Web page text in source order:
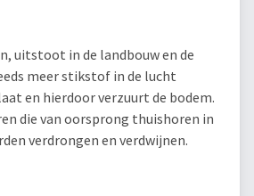
uitstoot in de landbouw en de
meer stikstof in de lucht
en hierdoor verzuurt de bodem.
die van oorsprong thuishoren in
verdrongen en verdwijnen.